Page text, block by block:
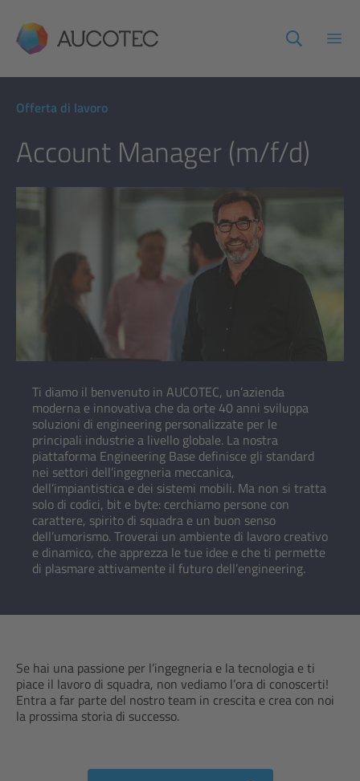
AUCOTEC
Apri
Offerta di lavoro
Account Manager (m/f/d)
Ti diamo il benvenuto in AUCOTEC, un’azienda
moderna e innovativa che da orte 40 anni sviluppa
soluzioni di engineering personalizzate per le
principali industrie a livello globale. La nostra
piattaforma Engineering Base definisce gli standard
nei settori dell’ingegneria meccanica,
dell’impiantistica e dei sistemi mobili. Ma non si tratta
solo di codici, bit e byte: cerchiamo persone con
carattere, spirito di squadra e un buon senso
dell’umorismo. Troverai un ambiente di lavoro creativo
e dinamico, che apprezza le tue idee e che ti permette
di plasmare attivamente il futuro dell’engineering.
Se hai una passione per l’ingegneria e la tecnologia e ti
piace il lavoro di squadra, non vediamo l’ora di conoscerti!
Entra a far parte del nostro team in crescita e crea con noi
la prossima storia di successo.